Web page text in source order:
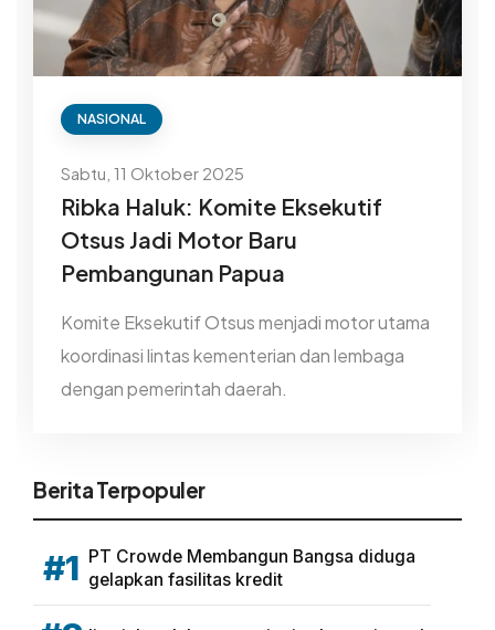
NASIONAL
Sabtu, 11 Oktober 2025
Ribka Haluk: Komite Eksekutif
Otsus Jadi Motor Baru
Pembangunan Papua
Komite Eksekutif Otsus menjadi motor utama
koordinasi lintas kementerian dan lembaga
dengan pemerintah daerah.
Berita Terpopuler
#1 PT Crowde Membangun Bangsa diduga
gelapkan fasilitas kredit